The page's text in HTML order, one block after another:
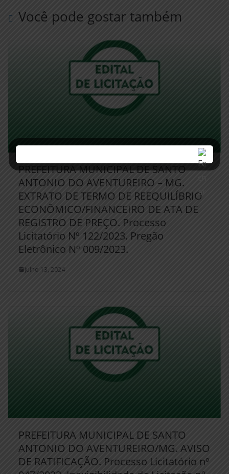
Você pode gostar também
PREFEITURA MUNICIPAL DE SANTO
ANTONIO DO AVENTUREIRO – MG.
EXTRATO DE TERMO DE REEQUILÍBRIO
ECONÔMICO/FINANCEIRO DE ATA DE
REGISTRO DE PREÇO. Processo
Licitatório Nº 122/2023. Pregão
Eletrônico Nº 009/2023.
julho 13, 2024
PREFEITURA MUNICIPAL DE SANTO
ANTONIO DO AVENTUREIRO/MG. AVISO
DE RATIFICAÇÃO. Processo Licitatório nº